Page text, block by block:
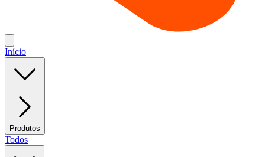
Início
Produtos
Todos